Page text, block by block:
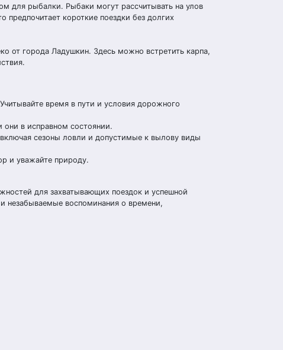
для рыбалки. Рыбаки могут рассчитывать на улов
короткие поездки без долгих
от города Ладушкин. Здесь можно встретить карпа,
время в пути и условия дорожного
они в исправном состоянии.
сезоны ловли и допустимые к вылову виды
и уважайте природу.
для захватывающих поездок и успешной
незабываемые воспоминания о времени,